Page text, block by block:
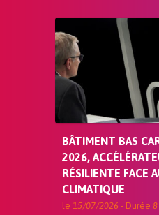
BÂTIMENT BAS
2026,
RÉSILIENTE FACE
CLIMATIQUE
le 15/07/2026 - Durée